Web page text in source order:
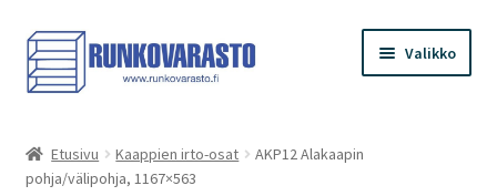
Siirry
navigointiin
Siirry
sisältöön
Valikko
Kauppa
Etusivu Kaappien irto-osat
AKP12 Alakaapin
pohja/välipohja, 1167×563